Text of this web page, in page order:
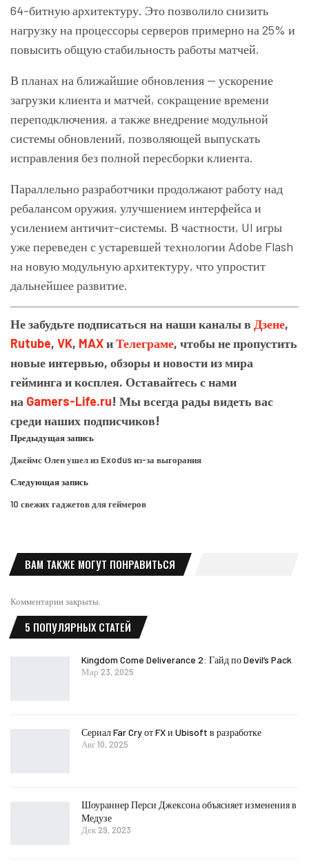
64-битную архитектуру. Это позволило снизить
нагрузку на процессоры серверов примерно на 25% и
повысить общую стабильность работы матчей.
В планах на ближайшие обновления — ускорение
загрузки клиента и матчей, сокращение времени
переподключения, а также внедрение модульной
системы обновлений, позволяющей выпускать
исправления без полной пересборки клиента.
Параллельно разработчики продолжают работу над
ребалансом оружия, улучшением интерфейса и
усилением античит-системы. В частности, UI игры
уже переведен с устаревшей технологии Adobe Flash
на новую модульную архитектуру, что упростит
дальнейшее развитие.
Не забудьте подписаться на наши каналы в Дзене,
Rutube, VK, MAXиТелеграме, чтобы не пропустить
новые интервью, обзоры и новости из мира
гейминга и косплея. Оставайтесь с нами
на Gamers-Life.ru! Мы всегда рады видеть вас
среди наших подписчиков!
Предыдущая запись
Джеймс Олен ушел из Exodus из-за выгорания
Следующая запись
10 свежих гаджетов для геймеров
ВАМ ТАКЖЕ МОГУТ ПОНРАВИТЬСЯ
Комментарии закрыты.
5 ПОПУЛЯРНЫХ СТАТЕЙ
Kingdom Come Deliverance 2: Гайд по Devil’s Pack
Мар 23, 2025
Сериал Far Cry от FX и Ubisoft в разработке
Авг 10, 2025
Шоураннер Перси Джексона объясняет изменения в
Медузе
Дек 29, 2023